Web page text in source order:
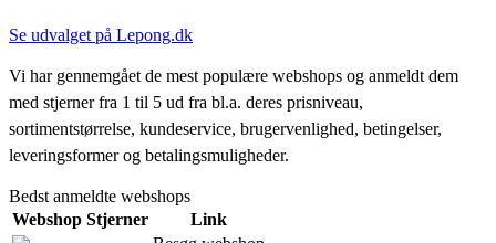
Se udvalget på Lepong.dk
Vi har gennemgået de mest populære webshops og anmeldt dem
med stjerner fra 1 til 5 ud fra bl.a. deres prisniveau,
sortimentstørrelse, kundeservice, brugervenlighed, betingelser,
leveringsformer og betalingsmuligheder.
Bedst anmeldte webshops
Webshop Stjerner
Link